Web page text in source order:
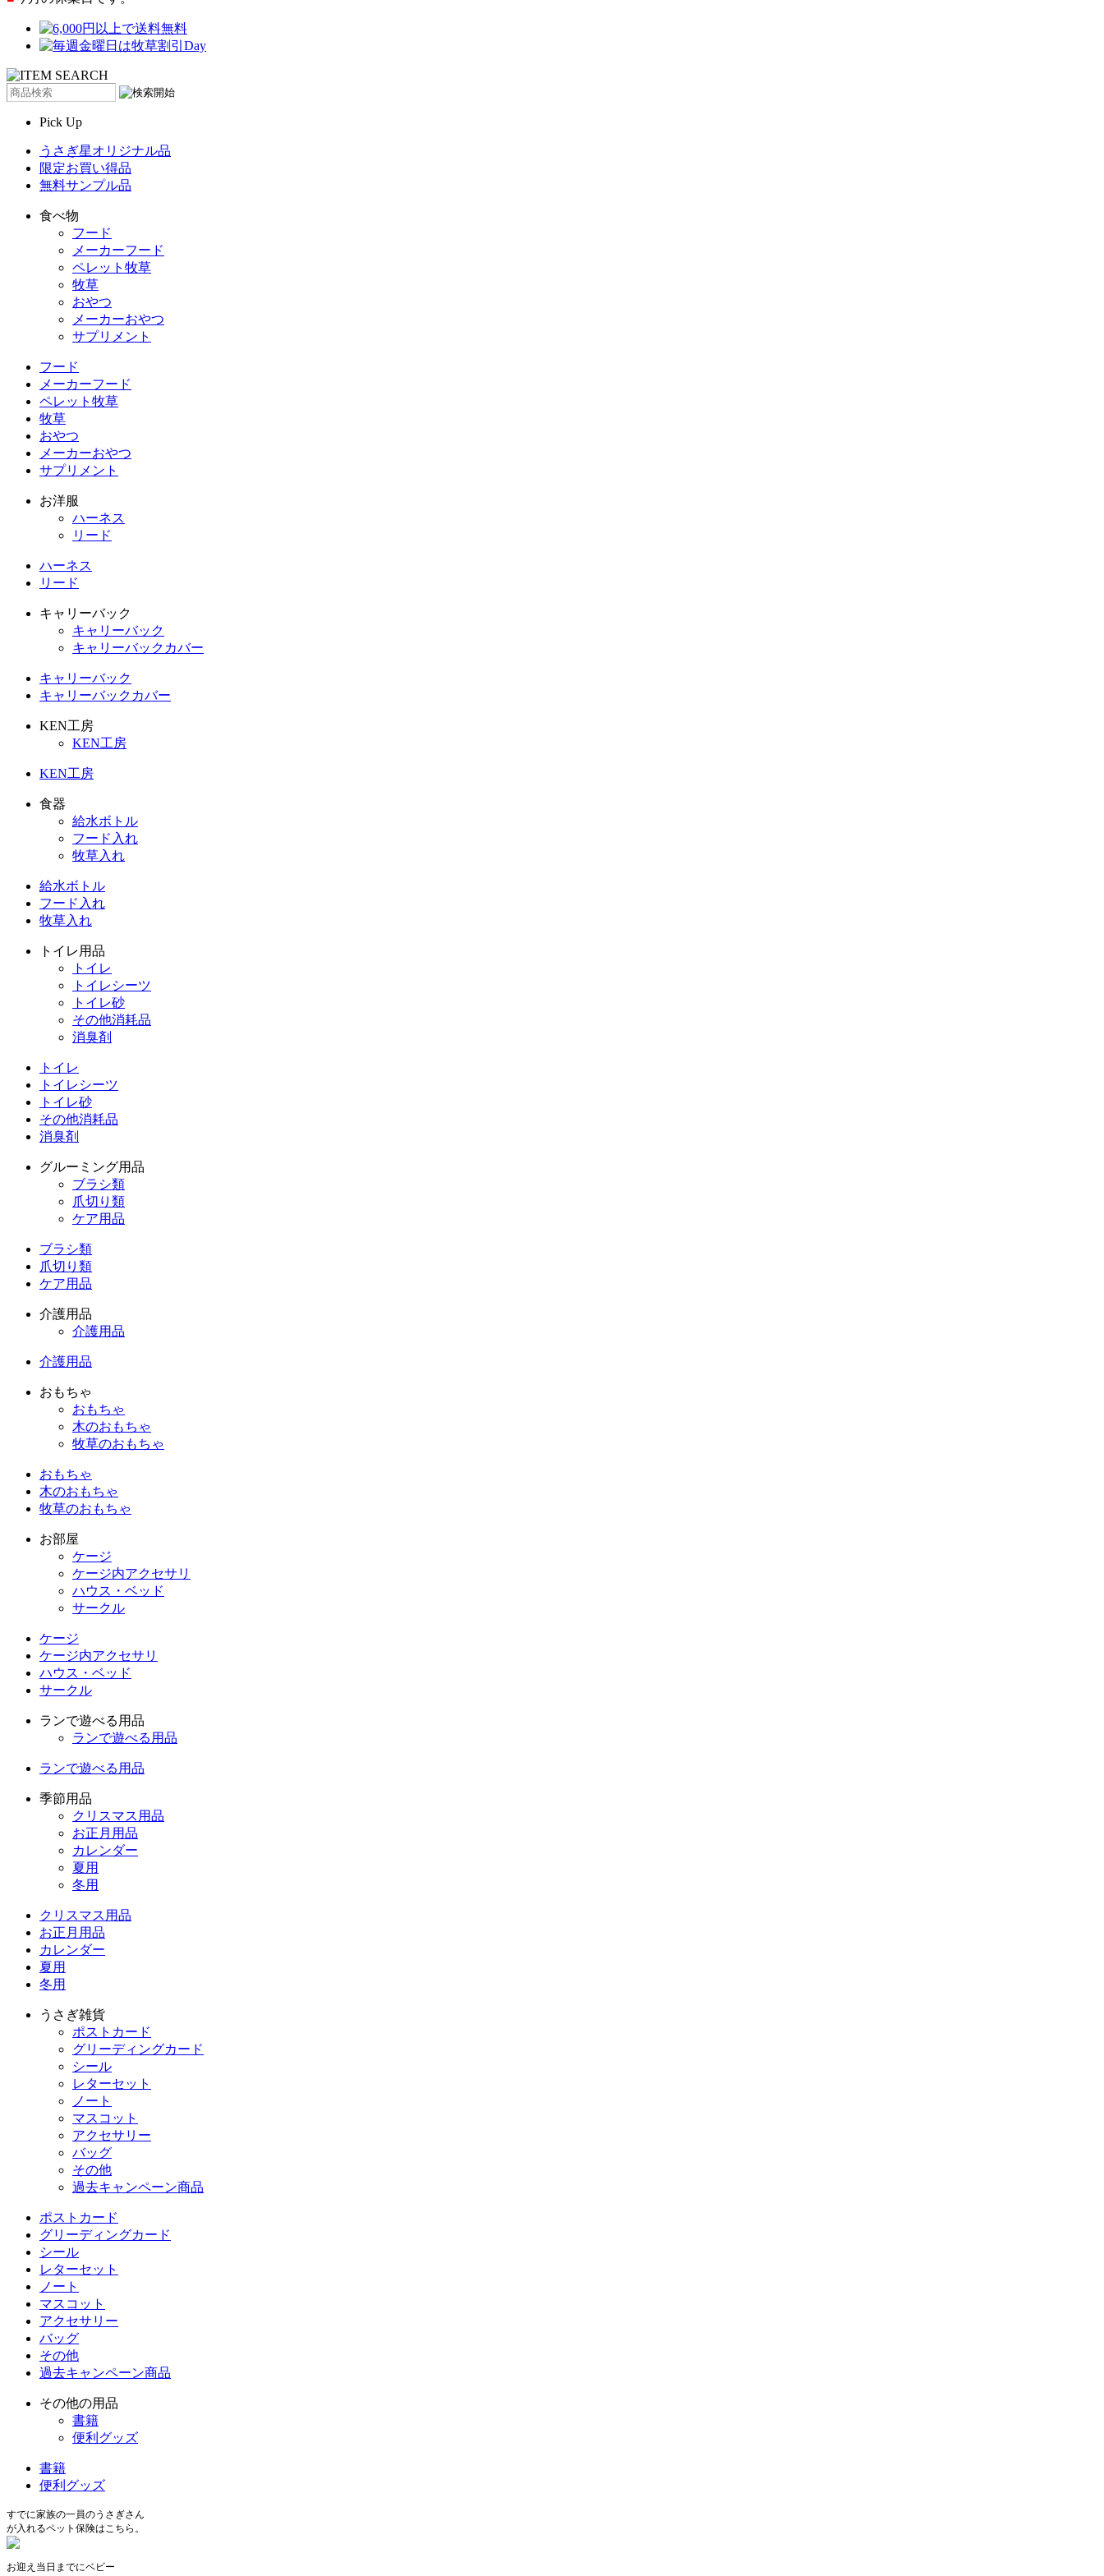
Pick Up
うさぎ星オリジナル品
限定お買い得品
無料サンプル品
食べ物
フード
メーカーフード
ペレット牧草
牧草
おやつ
メーカーおやつ
サプリメント
フード
メーカーフード
ペレット牧草
牧草
おやつ
メーカーおやつ
サプリメント
お洋服
ハーネス
リード
ハーネス
リード
キャリーバック
キャリーバック
キャリーバックカバー
キャリーバック
キャリーバックカバー
KEN工房
KEN工房
KEN工房
食器
給水ボトル
フード入れ
牧草入れ
給水ボトル
フード入れ
牧草入れ
トイレ用品
トイレ
トイレシーツ
トイレ砂
その他消耗品
消臭剤
トイレ
トイレシーツ
トイレ砂
その他消耗品
消臭剤
グルーミング用品
ブラシ類
爪切り類
ケア用品
ブラシ類
爪切り類
ケア用品
介護用品
介護用品
介護用品
おもちゃ
おもちゃ
木のおもちゃ
牧草のおもちゃ
おもちゃ
木のおもちゃ
牧草のおもちゃ
お部屋
ケージ
ケージ内アクセサリ
ハウス・ベッド
サークル
ケージ
ケージ内アクセサリ
ハウス・ベッド
サークル
ランで遊べる用品
ランで遊べる用品
ランで遊べる用品
季節用品
クリスマス用品
お正月用品
カレンダー
夏用
冬用
クリスマス用品
お正月用品
カレンダー
夏用
冬用
うさぎ雑貨
ポストカード
グリーディングカード
シール
レターセット
ノート
マスコット
アクセサリー
バッグ
その他
過去キャンペーン商品
ポストカード
グリーディングカード
シール
レターセット
ノート
マスコット
アクセサリー
バッグ
その他
過去キャンペーン商品
その他の用品
書籍
便利グッズ
書籍
便利グッズ
すでに家族の一員のうさぎさん
が入れるペット保険はこちら。
お迎え当日までにベビー